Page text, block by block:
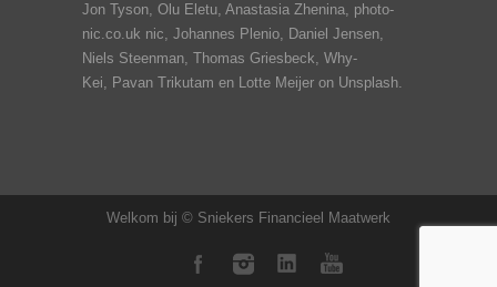
Jon Tyson, Olu Eletu, Anastasia Zhenina, photo-
nic.co.uk nic, Johannes Plenio, Daniel Jensen,
Niels Steenman, Thomas Griesbeck, Why-
Kei, Pavan Trikutam en Lotte Meijer on Unsplash.
Welkom bij © Sniekers Financieel Maatwerk